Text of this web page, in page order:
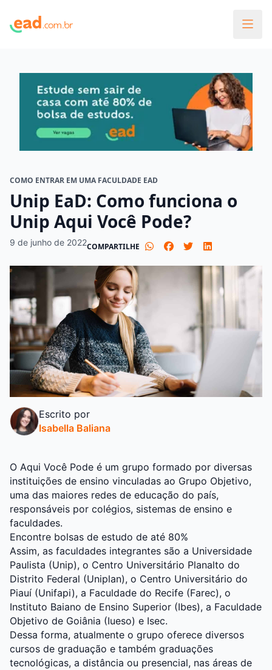
COMO ENTRAR EM UMA FACULDADE EAD
Unip EaD: Como funciona o
Unip Aqui Você Pode?
9 de junho de 2022COMPARTILHE
Escrito por
Isabella Baliana
O Aqui Você Pode é um grupo formado por diversas
instituições de ensino vinculadas ao Grupo Objetivo,
uma das maiores redes de educação do país,
responsáveis por colégios, sistemas de ensino e
faculdades.
Encontre bolsas de estudo de até 80%
Assim, as faculdades integrantes são a Universidade
Paulista (Unip), o Centro Universitário Planalto do
Distrito Federal (Uniplan), o Centro Universitário do
Piauí (Unifapi), a Faculdade do Recife (Farec), o
Instituto Baiano de Ensino Superior (Ibes), a Faculdade
Objetivo de Goiânia (Iueso) e Isec.
Dessa forma, atualmente o grupo oferece diversos
cursos de graduação e também graduações
tecnológicas, a distância ou presencial, nas áreas de